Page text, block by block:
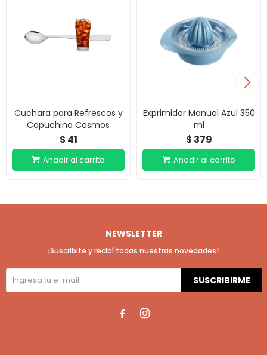
Cuchara para Refrescos y
Capuchino Cosmos
$ 41
Exprimidor Manual Azul 350
ml
$ 379
NEWSLETTER
¡Suscribite y recibí todas nuestras novedades!
SUSCRIBIRME
 